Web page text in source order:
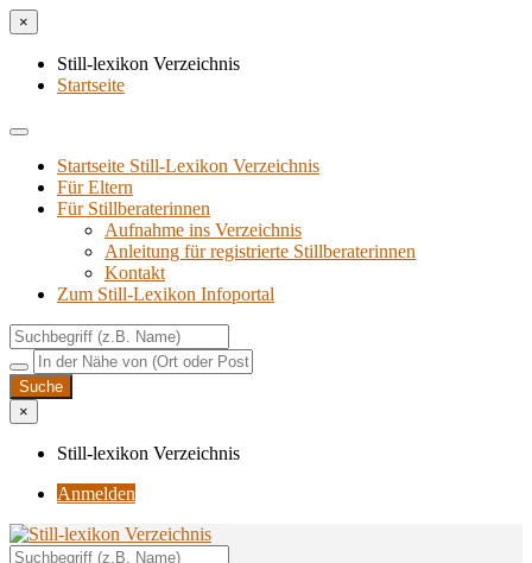
×
Still-lexikon Verzeichnis
Startseite
Startseite Still-Lexikon Verzeichnis
Für Eltern
Für Stillberaterinnen
Aufnahme ins Verzeichnis
Anlei­tung für regis­trier­te Stillberaterinnen
Kon­takt
Zum Still-Lexikon Infoportal
×
Still-lexikon Verzeichnis
Anmelden